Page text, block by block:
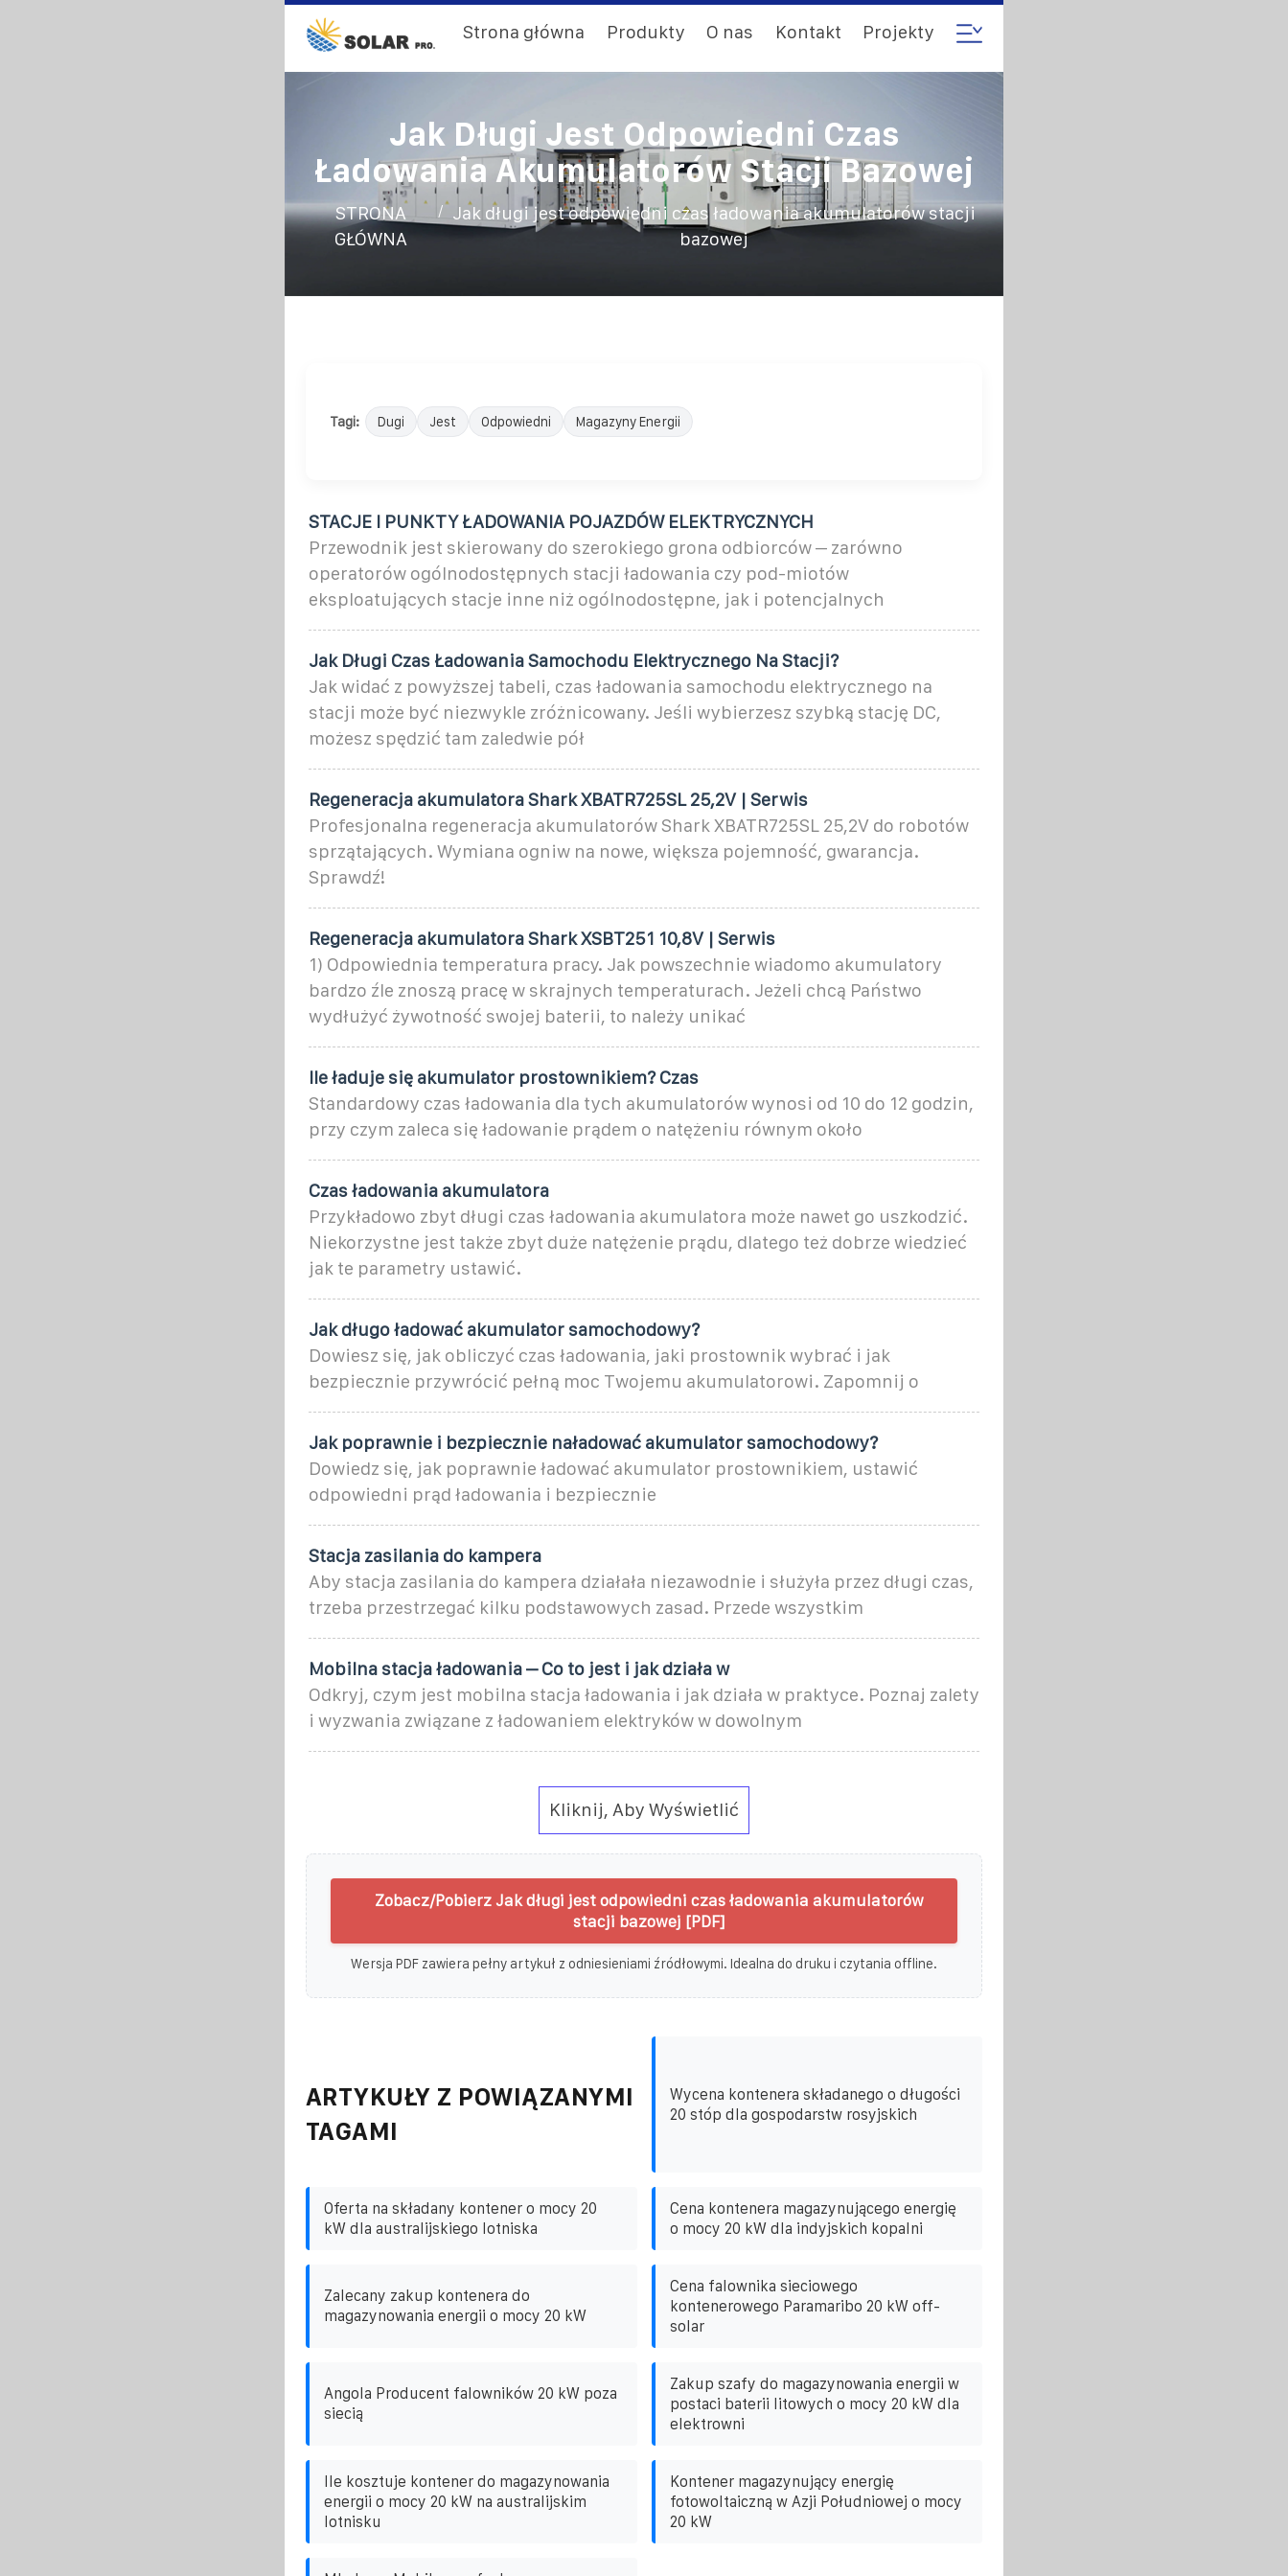
Strona główna Produkty O nas Kontakt Projekty
Jak Długi Jest Odpowiedni Czas
Ładowania Akumulatorów Stacji Bazowej
STRONA
GŁÓWNA
/
Jak długi jest odpowiedni czas ładowania akumulatorów stacji
bazowej
Tagi: Dugi Jest Odpowiedni Magazyny Energii
STACJE I PUNKTY ŁADOWANIA POJAZDÓW ELEKTRYCZNYCH
Przewodnik jest skierowany do szerokiego grona odbiorców – zarówno
operatorów ogólnodostępnych stacji ładowania czy pod-miotów
eksploatujących stacje inne niż ogólnodostępne, jak i potencjalnych
Jak Długi Czas Ładowania Samochodu Elektrycznego Na Stacji?
Jak widać z powyższej tabeli, czas ładowania samochodu elektrycznego na
stacji może być niezwykle zróżnicowany. Jeśli wybierzesz szybką stację DC,
możesz spędzić tam zaledwie pół
Regeneracja akumulatora Shark XBATR725SL 25,2V | Serwis
Profesjonalna regeneracja akumulatorów Shark XBATR725SL 25,2V do robotów
sprzątających. Wymiana ogniw na nowe, większa pojemność, gwarancja.
Sprawdź!
Regeneracja akumulatora Shark XSBT251 10,8V | Serwis
1) Odpowiednia temperatura pracy. Jak powszechnie wiadomo akumulatory
bardzo źle znoszą pracę w skrajnych temperaturach. Jeżeli chcą Państwo
wydłużyć żywotność swojej baterii, to należy unikać
Ile ładuje się akumulator prostownikiem? Czas
Standardowy czas ładowania dla tych akumulatorów wynosi od 10 do 12 godzin,
przy czym zaleca się ładowanie prądem o natężeniu równym około
Czas ładowania akumulatora
Przykładowo zbyt długi czas ładowania akumulatora może nawet go uszkodzić.
Niekorzystne jest także zbyt duże natężenie prądu, dlatego też dobrze wiedzieć
jak te parametry ustawić.
Jak długo ładować akumulator samochodowy?
Dowiesz się, jak obliczyć czas ładowania, jaki prostownik wybrać i jak
bezpiecznie przywrócić pełną moc Twojemu akumulatorowi. Zapomnij o
Jak poprawnie i bezpiecznie naładować akumulator samochodowy?
Dowiedz się, jak poprawnie ładować akumulator prostownikiem, ustawić
odpowiedni prąd ładowania i bezpiecznie
Stacja zasilania do kampera
Aby stacja zasilania do kampera działała niezawodnie i służyła przez długi czas,
trzeba przestrzegać kilku podstawowych zasad. Przede wszystkim
Mobilna stacja ładowania – Co to jest i jak działa w
Odkryj, czym jest mobilna stacja ładowania i jak działa w praktyce. Poznaj zalety
i wyzwania związane z ładowaniem elektryków w dowolnym
Kliknij, Aby Wyświetlić
Zobacz/Pobierz Jak długi jest odpowiedni czas ładowania akumulatorów
stacji bazowej [PDF]
Wersja PDF zawiera pełny artykuł z odniesieniami źródłowymi. Idealna do druku i czytania offline.
ARTYKUŁY Z POWIĄZANYMI
TAGAMI
Wycena kontenera składanego o długości
20 stóp dla gospodarstw rosyjskich
Oferta na składany kontener o mocy 20
kW dla australijskiego lotniska
Cena kontenera magazynującego energię
o mocy 20 kW dla indyjskich kopalni
Zalecany zakup kontenera do
magazynowania energii o mocy 20 kW
Cena falownika sieciowego
kontenerowego Paramaribo 20 kW off-
solar
Angola Producent falowników 20 kW poza
siecią
Zakup szafy do magazynowania energii w
postaci baterii litowych o mocy 20 kW dla
elektrowni
Ile kosztuje kontener do magazynowania
energii o mocy 20 kW na australijskim
lotnisku
Kontener magazynujący energię
fotowoltaiczną w Azji Południowej o mocy
20 kW